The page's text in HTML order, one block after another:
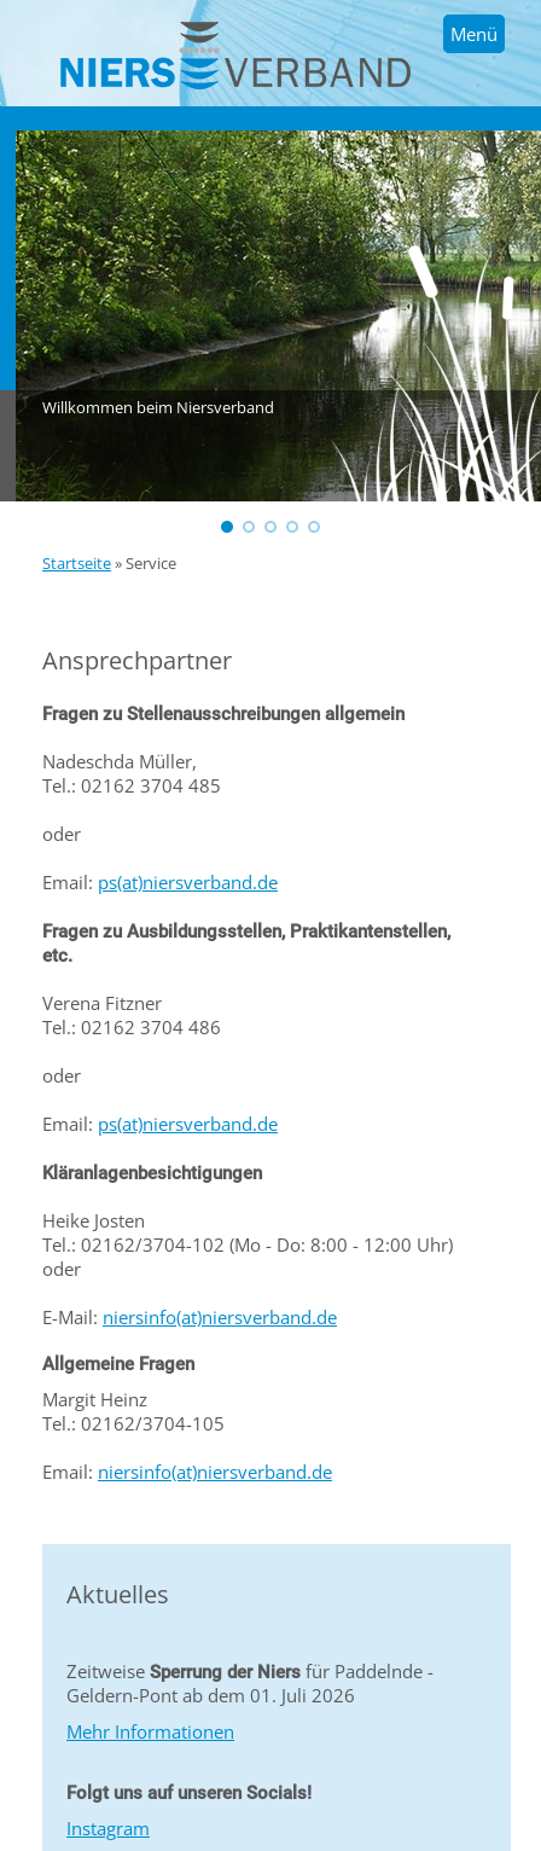
Menü
Willkommen beim Niersverband
Startseite»Service
Ansprechpartner
Fragen zu Stellenausschreibungen allgemein
Nadeschda Müller,
Tel.: 02162 3704 485
oder
Email: ps(at)niersverband.de
Fragen zu Ausbildungsstellen, Praktikantenstellen,
etc.
Verena Fitzner
Tel.: 02162 3704 486
oder
Email: ps(at)niersverband.de
Kläranlagenbesichtigungen
Heike Josten
Tel.: 02162/3704-102 (Mo - Do: 8:00 - 12:00 Uhr)
oder
E-Mail: niersinfo(at)niersverband.de
Allgemeine Fragen
Margit Heinz
Tel.: 02162/3704-105
Email: niersinfo(at)niersverband.de
Aktuelles
Zeitweise Sperrung der Niers für Paddelnde -
Geldern-Pont ab dem 01. Juli 2026
Mehr Informationen
Folgt uns auf unseren Socials!
Instagram